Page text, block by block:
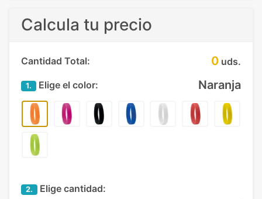
Calcula tu precio
Cantidad Total: 0 uds.
1. Elige el color: Naranja
2. Elige cantidad: